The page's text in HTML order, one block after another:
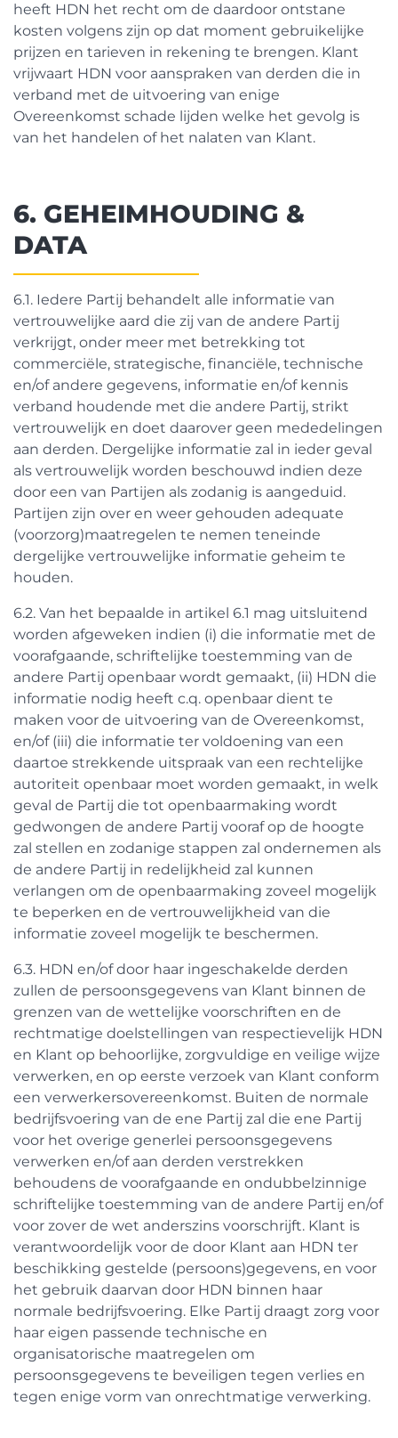
heeft HDN het recht om de daardoor ontstane
kosten volgens zijn op dat moment gebruikelijke
prijzen en tarieven in rekening te brengen. Klant
vrijwaart HDN voor aanspraken van derden die in
verband met de uitvoering van enige
Overeenkomst schade lijden welke het gevolg is
van het handelen of het nalaten van Klant.
6. GEHEIMHOUDING &
DATA
6.1. Iedere Partij behandelt alle informatie van
vertrouwelijke aard die zij van de andere Partij
verkrijgt, onder meer met betrekking tot
commerciële, strategische, financiële, technische
en/of andere gegevens, informatie en/of kennis
verband houdende met die andere Partij, strikt
vertrouwelijk en doet daarover geen mededelingen
aan derden. Dergelijke informatie zal in ieder geval
als vertrouwelijk worden beschouwd indien deze
door een van Partijen als zodanig is aangeduid.
Partijen zijn over en weer gehouden adequate
(voorzorg)maatregelen te nemen teneinde
dergelijke vertrouwelijke informatie geheim te
houden.
6.2. Van het bepaalde in artikel 6.1 mag uitsluitend
worden afgeweken indien (i) die informatie met de
voorafgaande, schriftelijke toestemming van de
andere Partij openbaar wordt gemaakt, (ii) HDN die
informatie nodig heeft c.q. openbaar dient te
maken voor de uitvoering van de Overeenkomst,
en/of (iii) die informatie ter voldoening van een
daartoe strekkende uitspraak van een rechtelijke
autoriteit openbaar moet worden gemaakt, in welk
geval de Partij die tot openbaarmaking wordt
gedwongen de andere Partij vooraf op de hoogte
zal stellen en zodanige stappen zal ondernemen als
de andere Partij in redelijkheid zal kunnen
verlangen om de openbaarmaking zoveel mogelijk
te beperken en de vertrouwelijkheid van die
informatie zoveel mogelijk te beschermen.
6.3. HDN en/of door haar ingeschakelde derden
zullen de persoonsgegevens van Klant binnen de
grenzen van de wettelijke voorschriften en de
rechtmatige doelstellingen van respectievelijk HDN
en Klant op behoorlijke, zorgvuldige en veilige wijze
verwerken, en op eerste verzoek van Klant conform
een verwerkersovereenkomst. Buiten de normale
bedrijfsvoering van de ene Partij zal die ene Partij
voor het overige generlei persoonsgegevens
verwerken en/of aan derden verstrekken
behoudens de voorafgaande en ondubbelzinnige
schriftelijke toestemming van de andere Partij en/of
voor zover de wet anderszins voorschrijft. Klant is
verantwoordelijk voor de door Klant aan HDN ter
beschikking gestelde (persoons)gegevens, en voor
het gebruik daarvan door HDN binnen haar
normale bedrijfsvoering. Elke Partij draagt zorg voor
haar eigen passende technische en
organisatorische maatregelen om
persoonsgegevens te beveiligen tegen verlies en
tegen enige vorm van onrechtmatige verwerking.